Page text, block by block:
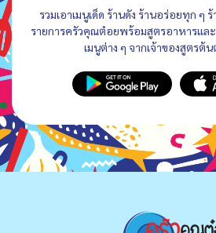
รวมเอาเมนูเด็ด ร้านดัง ร้านอร่อยทุก ๆ
รายการครัวคุณต๋อยพร้อมสูตรอาหารแล
เมนูต่าง ๆ จากเจ้าของสูตรต้